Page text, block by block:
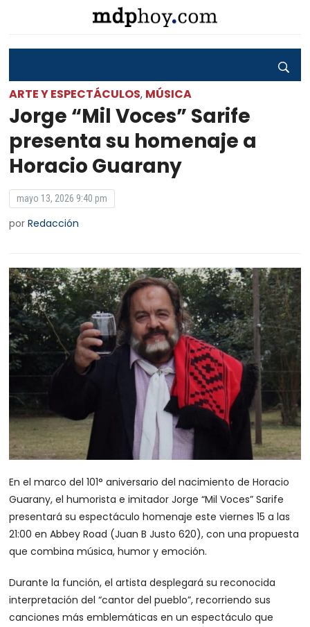
ARTE Y ESPECTÁCULOS, MÚSICA
Jorge “Mil Voces” Sarife
presenta su homenaje a
Horacio Guarany
mayo 13, 2026 9:40 pm
porRedacción
En el marco del 101° aniversario del nacimiento de Horacio
Guarany, el humorista e imitador Jorge “Mil Voces” Sarife
presentará su espectáculo homenaje este viernes 15 a las
21:00 en Abbey Road (Juan B Justo 620), con una propuesta
que combina música, humor y emoción.
Durante la función, el artista desplegará su reconocida
interpretación del “cantor del pueblo”, recorriendo sus
canciones más emblemáticas en un espectáculo que